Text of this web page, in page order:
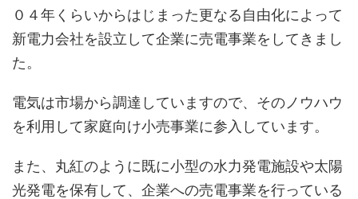
０４年くらいからはじまった更なる自由化によって
新電力会社を設立して企業に売電事業をしてきまし
た。
電気は市場から調達していますので、そのノウハウ
を利用して家庭向け小売事業に参入しています。
また、丸紅のように既に小型の水力発電施設や太陽
光発電を保有して、企業への売電事業を行っている